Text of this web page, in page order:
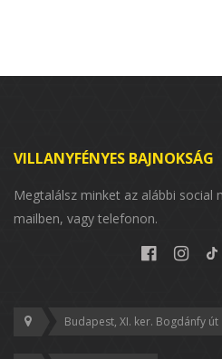
VILLANYFÉNYES BAJNOKSÁG
Megtalálsz minket az alábbi social
mailben, vagy telefonon.
Budapest, XI. ker. Bogdánfy út